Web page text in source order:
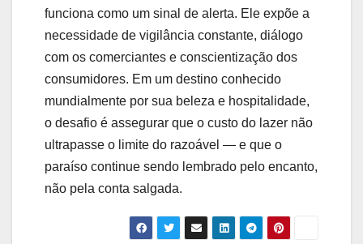
funciona como um sinal de alerta. Ele expõe a
necessidade de vigilância constante, diálogo
com os comerciantes e conscientização dos
consumidores. Em um destino conhecido
mundialmente por sua beleza e hospitalidade,
o desafio é assegurar que o custo do lazer não
ultrapasse o limite do razoável — e que o
paraíso continue sendo lembrado pelo encanto,
não pela conta salgada.